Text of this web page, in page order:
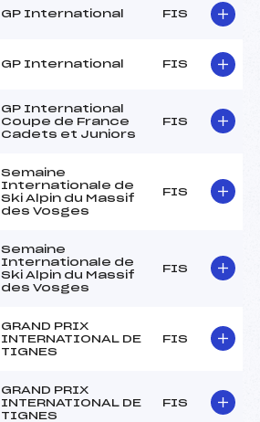
GP International FIS
GP International FIS
GP International
Coupe de France
Cadets et Juniors
FIS
Semaine
Internationale de
Ski Alpin du Massif
des Vosges
FIS
Semaine
Internationale de
Ski Alpin du Massif
des Vosges
FIS
GRAND PRIX
INTERNATIONAL DE
TIGNES
FIS
GRAND PRIX
INTERNATIONAL DE
TIGNES
FIS